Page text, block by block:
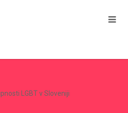
LGBT v Sloveniji